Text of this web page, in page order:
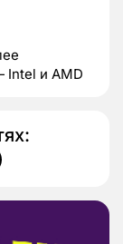
Intel и AMD